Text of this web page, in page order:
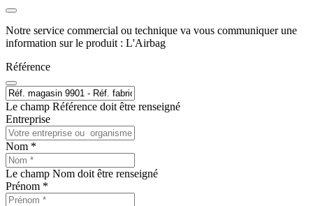
Notre service commercial ou technique va vous communiquer une
information sur le produit : L'Airbag
Référence
Le champ Référence doit être renseigné
Entreprise
Nom *
Le champ Nom doit être renseigné
Prénom *